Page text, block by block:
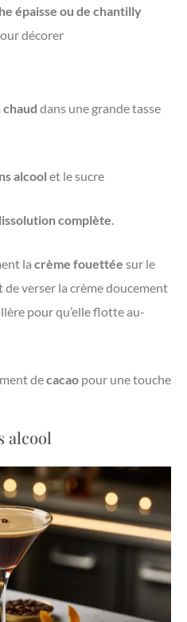
épaisse ou de chantilly
décorer
dans une grande tasse
alcool et le sucre
complète.
la crème fouettée sur le
de verser la crème doucement
pour qu’elle flotte au-
decacao pour une touche
alcool